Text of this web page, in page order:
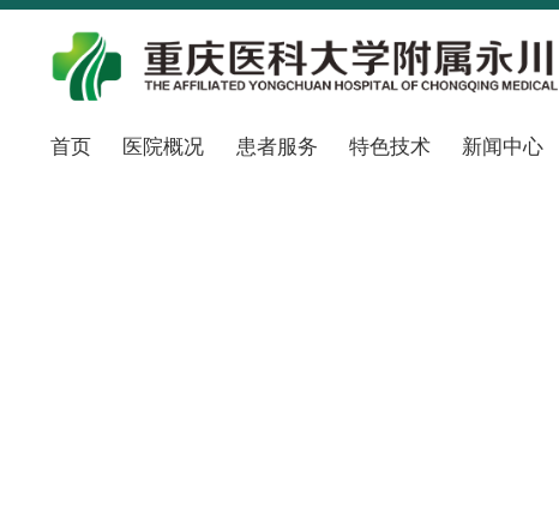
首页 医院概况 患者服务 特色技术 新闻中心